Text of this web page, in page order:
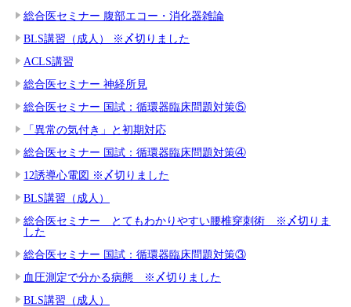
総合医セミナー 腹部エコー・消化器雑論
BLS講習（成人） ※〆切りました
ACLS講習
総合医セミナー 神経所見
総合医セミナー 国試：循環器臨床問題対策⑤
「異常の気付き」と初期対応
総合医セミナー 国試：循環器臨床問題対策④
12誘導心電図 ※〆切りました
BLS講習（成人）
総合医セミナー とてもわかりやすい腰椎穿刺術 ※〆切りま
した
総合医セミナー 国試：循環器臨床問題対策③
血圧測定で分かる病態 ※〆切りました
BLS講習（成人）